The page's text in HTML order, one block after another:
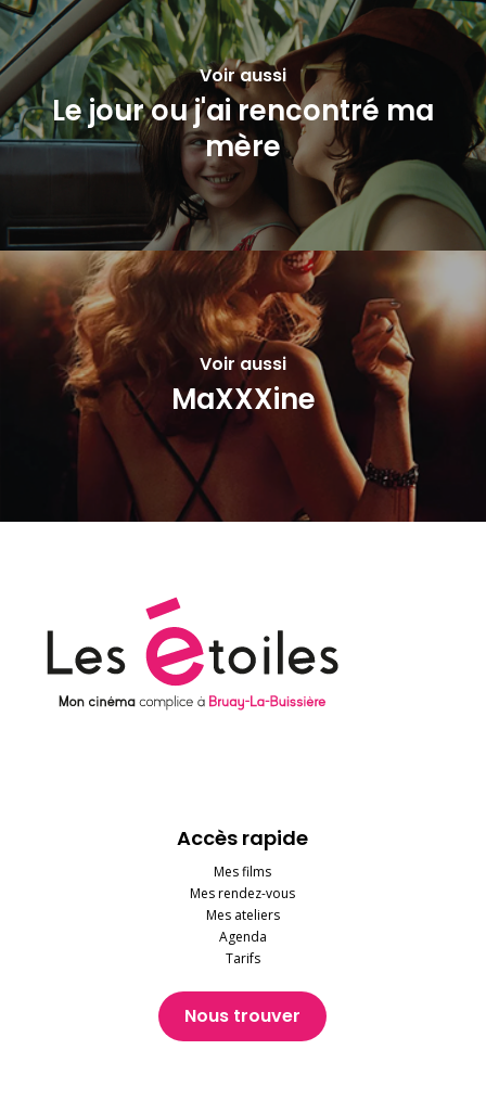
Voir aussi
Le jour ou j'ai rencontré ma
mère
Voir aussi
MaXXXine
Accès rapide
Mes films
Mes rendez-vous
Mes ateliers
Agenda
Tarifs
Nous trouver